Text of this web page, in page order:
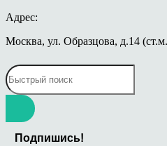
Адрес:
Москва, ул. Образцова, д.14
Подпишись!